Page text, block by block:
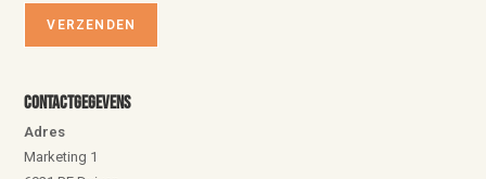
Contactgegevens
Adres
Marketing 1